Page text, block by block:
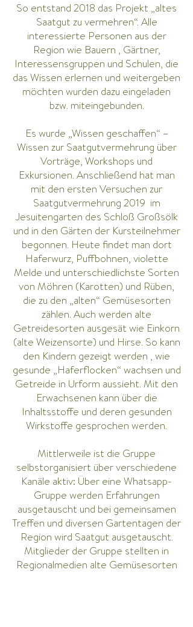
So entstand 2018 das Projekt „altes
Saatgut zu vermehren“. Alle
interessierte Personen aus der
Region wie Bauern , Gärtner,
Interessensgruppen und Schulen, die
das Wissen erlernen und weitergeben
möchten wurden dazu eingeladen
bzw. miteingebunden.
Es wurde „Wissen geschaffen“ –
Wissen zur Saatgutvermehrung über
Vorträge, Workshops und
Exkursionen. Anschließend hat man
mit den ersten Versuchen zur
Saatgutvermehrung 2019 im
Jesuitengarten des Schloß Großsölk
und in den Gärten der Kursteilnehmer
begonnen. Heute findet man dort
Haferwurz, Puffbohnen, violette
Melde und unterschiedlichste Sorten
von Möhren (Karotten) und Rüben,
die zu den „alten“ Gemüsesorten
zählen. Auch werden alte
Getreidesorten ausgesät wie Einkorn
(alte Weizensorte) und Hirse. So kann
den Kindern gezeigt werden , wie
gesunde „Haferflocken“ wachsen und
Getreide in Urform aussieht. Mit den
Erwachsenen kann über die
Inhaltsstoffe und deren gesunden
Wirkstoffe gesprochen werden.
Mittlerweile ist die Gruppe
selbstorganisiert über verschiedene
Kanäle aktiv: Über eine Whatsapp-
Gruppe werden Erfahrungen
ausgetauscht und bei gemeinsamen
Treffen und diversen Gartentagen der
Region wird Saatgut ausgetauscht.
Mitglieder der Gruppe stellten in
Regionalmedien alte Gemüsesorten